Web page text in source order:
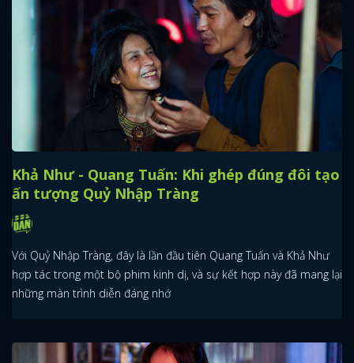
Khả Như - Quang Tuấn: Khi ghép đúng đôi tạo
ấn tượng Quỷ Nhập Tràng
Với Quỷ Nhập Tràng, đây là lần đầu tiên Quang Tuấn và Khả Như
hợp tác trong một bộ phim kinh dị, và sự kết hợp này đã mang lại
những màn trình diễn đáng nhớ